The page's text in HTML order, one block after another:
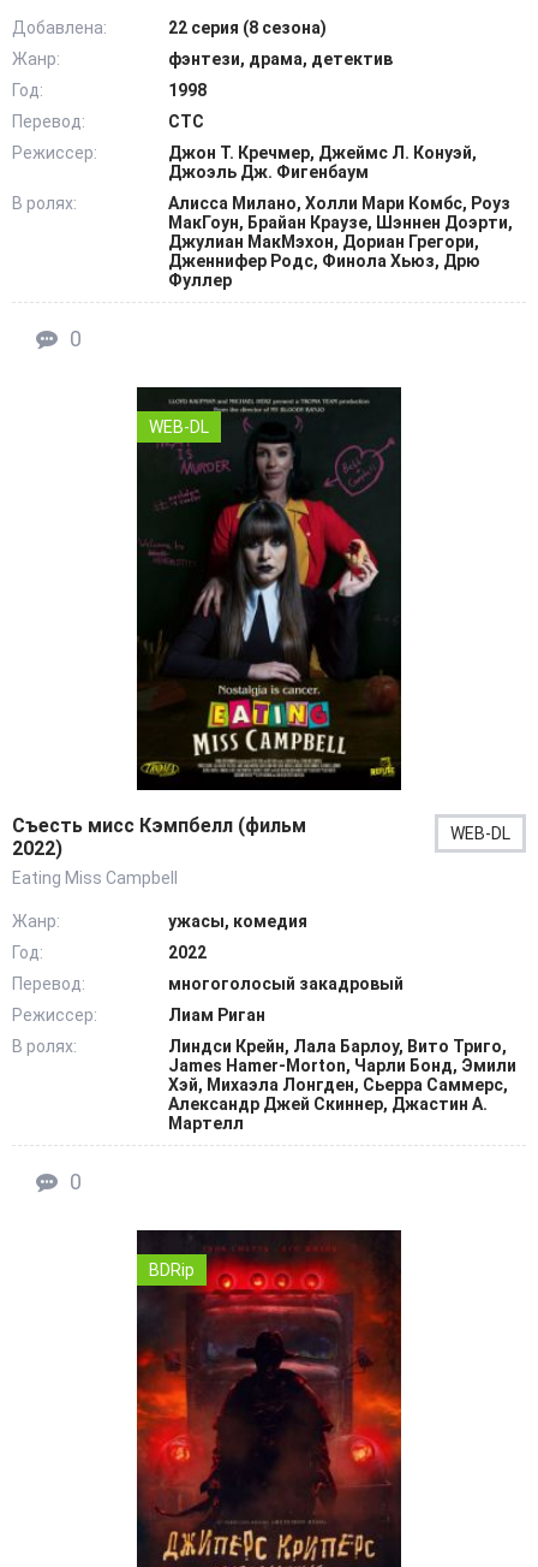
Добавлена:
22 серия (8 сезона)
Жанр:
фэнтези, драма, детектив
Год:
1998
Перевод:
СТС
Режиссер:
Джон Т. Кречмер, Джеймс Л. Конуэй,
Джоэль Дж. Фигенбаум
В ролях:
Алисса Милано, Холли Мари Комбс, Роуз
МакГоун, Брайан Краузе, Шэннен Доэрти,
Джулиан МакМэхон, Дориан Грегори,
Дженнифер Родс, Финола Хьюз, Дрю
Фуллер
0
WEB-DL
Съесть мисс Кэмпбелл (фильм
2022)
Eating Miss Campbell
WEB-DL
Жанр:
ужасы, комедия
Год:
2022
Перевод:
многоголосый закадровый
Режиссер:
Лиам Риган
В ролях:
Линдси Крейн, Лала Барлоу, Вито Триго,
James Hamer-Morton, Чарли Бонд, Эмили
Хэй, Михаэла Лонгден, Сьерра Саммерс,
Александр Джей Скиннер, Джастин А.
Мартелл
0
BDRip